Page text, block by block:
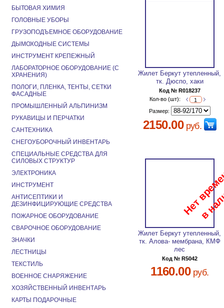
Жилет Беркут утепленный,
тк. Дюспо, хаки
Код № R018237
Кол-во (шт):
Размер:
2150.00руб.
Жилет Беркут утепленный,
тк. Алова- мембрана, КМФ
лес
Код № R5042
1160.00руб.
БЫТОВАЯ ХИМИЯ
ГОЛОВНЫЕ УБОРЫ
ГРУЗОПОДЪЕМНОЕ ОБОРУДОВАНИЕ
ДЫМОХОДНЫЕ СИСТЕМЫ
ИНСТРУМЕНТ КРЕПЕЖНЫЙ
ЛАБОРАТОРНОЕ ОБОРУДОВАНИЕ (С
ХРАНЕНИЯ)
ПОЛОГИ, ПЛЕНКА, ТЕНТЫ, СЕТКИ
ФАСАДНЫЕ
ПРОМЫШЛЕННЫЙ АЛЬПИНИЗМ
РУКАВИЦЫ И ПЕРЧАТКИ
САНТЕХНИКА
СНЕГОУБОРОЧНЫЙ ИНВЕНТАРЬ
СПЕЦИАЛЬНЫЕ СРЕДСТВА ДЛЯ
СИЛОВЫХ СТРУКТУР
ЭЛЕКТРОНИКА
ИНСТРУМЕНТ
АНТИСЕПТИКИ И
ДЕЗИНФИЦИРУЮЩИЕ СРЕДСТВА
ПОЖАРНОЕ ОБОРУДОВАНИЕ
СВАРОЧНОЕ ОБОРУДОВАНИЕ
ЗНАЧКИ
ЛЕСТНИЦЫ
ТЕКСТИЛЬ
ВОЕННОЕ СНАРЯЖЕНИЕ
ХОЗЯЙСТВЕННЫЙ ИНВЕНТАРЬ
КАРТЫ ПОДАРОЧНЫЕ